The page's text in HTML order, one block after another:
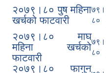
२०७९।८० पुष महिना
खर्चको फाटवारी
७९।
८०
२०७९।८० माघ
महिना खर्चको
फाटवारी
७९।
८०
२०७९।८० फागुन